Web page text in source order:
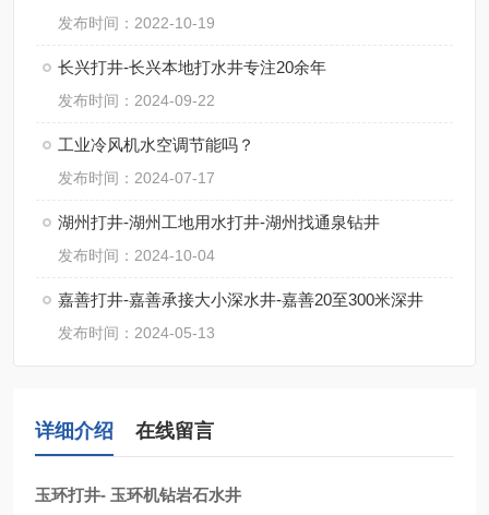
发布时间：2022-10-19
长兴打井-长兴本地打水井专注20余年
发布时间：2024-09-22
工业冷风机水空调节能吗？
发布时间：2024-07-17
湖州打井-湖州工地用水打井-湖州找通泉钻井
发布时间：2024-10-04
嘉善打井-嘉善承接大小深水井-嘉善20至300米深井
发布时间：2024-05-13
详细介绍 在线留言
玉环打井- 玉环机钻岩石水井